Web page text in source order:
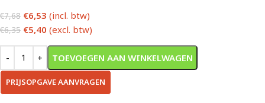
€7,68 €6,53 (incl. btw)
€6,35 €5,40 (excl. btw)
TOEVOEGEN AAN WINKELWAGEN
PRIJSOPGAVE AANVRAGEN